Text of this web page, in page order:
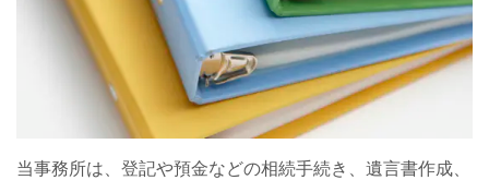
当事務所は、登記や預金などの相続手続き、遺言書作成、